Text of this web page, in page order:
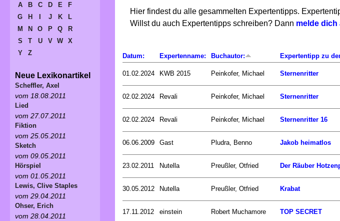
Hier findest du alle gesammelten Expertentipps.
Willst du auch Expertentipps schreiben? Dann melde dich
Datum: Expertenname: Buchautor: Expertentipp zu
01.02.2024 KWB 2015 Peinkofer, Michael Sternenritter
02.02.2024 Revali Peinkofer, Michael Sternenritter
02.02.2024 Revali Peinkofer, Michael Sternenritter 16
06.06.2009 Gast Pludra, Benno Jakob heimatlos
23.02.2011 Nutella Preußler, Otfried Der Räuber
30.05.2012 Nutella Preußler, Otfried Krabat
17.11.2012 einstein Robert Muchamore TOP SECRET
A B C D E
F
G
H J K
L
M
N O P Q
R
S
T U V W
X
Y
Z
Neue Lexikonartikel
Scheffler, Axel
vom 18.08.2011
Lied
vom 27.07.2011
Fiktion
vom 25.05.2011
Sketch
vom 09.05.2011
Hörspiel
vom 01.05.2011
Lewis, Clive Staples
vom 29.04.2011
Ohser, Erich
vom 28.04.2011